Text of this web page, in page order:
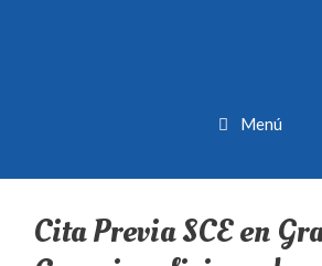
Menú
Cita Previa SCE en